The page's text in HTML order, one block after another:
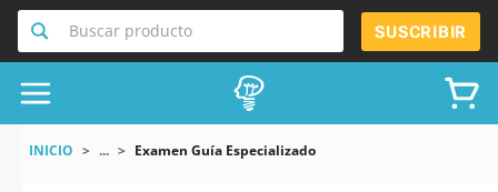
Buscar producto SUSCRIBIR
INICIO ... Examen Guía Especializado